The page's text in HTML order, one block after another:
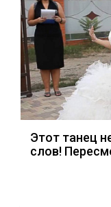
Этот танец
слов!